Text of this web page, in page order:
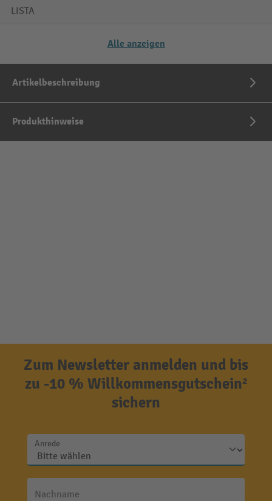
LISTA
Alle anzeigen
Artikelbeschreibung
Produkthinweise
Zum Newsletter anmelden und bis
zu -10 % Willkommensgutschein²
sichern
Anrede
Nachname